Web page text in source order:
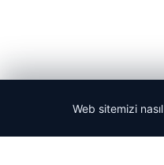
Web sitemizi